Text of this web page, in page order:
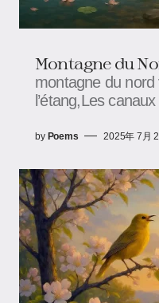
Montagne du
montagne du
l’étang,Les
by Poems 2025年 7月